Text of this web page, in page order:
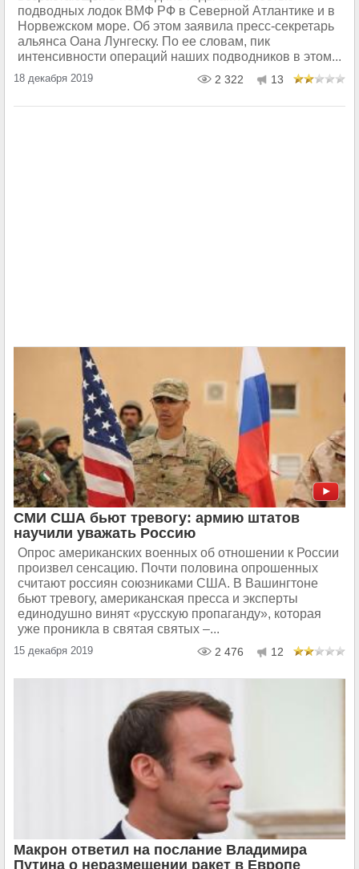
подводных лодок ВМФ РФ в Северной Атлантике и в
Норвежском море. Об этом заявила пресс-секретарь
альянса Оана Лунгеску. По ее словам, пик
интенсивности операций наших подводников в этом...
18 декабря 2019 2 322 13
СМИ США бьют тревогу: армию штатов
научили уважать Россию
Опрос американских военных об отношении к России
произвел сенсацию. Почти половина опрошенных
считают россиян союзниками США. В Вашингтоне
бьют тревогу, американская пресса и эксперты
единодушно винят «русскую пропаганду», которая
уже проникла в святая святых –...
15 декабря 2019 2 476 12
Макрон ответил на послание Владимира
Путина о неразмещении ракет в Европе